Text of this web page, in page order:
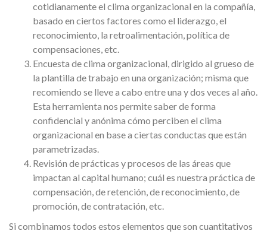
cotidianamente el clima organizacional en la compañía,
basado en ciertos factores como el liderazgo, el
reconocimiento, la retroalimentación, política de
compensaciones, etc.
Encuesta de clima organizacional, dirigido al grueso de
la plantilla de trabajo en una organización; misma que
recomiendo se lleve a cabo entre una y dos veces al año.
Esta herramienta nos permite saber de forma
confidencial y anónima cómo perciben el clima
organizacional en base a ciertas conductas que están
parametrizadas.
Revisión de prácticas y procesos de las áreas que
impactan al capital humano; cuál es nuestra práctica de
compensación, de retención, de reconocimiento, de
promoción, de contratación, etc.
Si combinamos todos estos elementos que son cuantitativos